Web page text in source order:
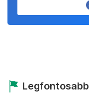
Legfontosabb